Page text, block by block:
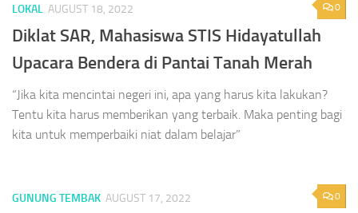
0
LOKAL AUGUST 18, 2022
Diklat SAR, Mahasiswa STIS Hidayatullah
Upacara Bendera di Pantai Tanah Merah
“Jika kita mencintai negeri ini, apa yang harus kita lakukan?
Tentu kita harus memberikan yang terbaik. Maka penting bagi
kita untuk memperbaiki niat dalam belajar”
0
GUNUNG TEMBAK AUGUST 17, 2022